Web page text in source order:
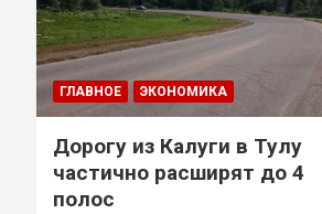
ГЛАВНОЕ ЭКОНОМИКА
Дорогу из Калуги в Тулу
частично расширят до 4
полос